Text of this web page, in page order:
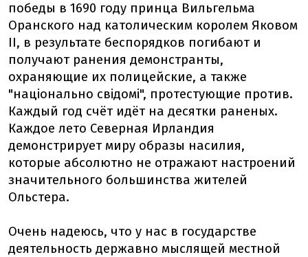
победы в 1690 году принца Вильгельма
Оранского над католическим королем Яковом
II, в результате беспорядков погибают и
получают ранения демонстранты,
охраняющие их полицейские, а также
"національно свідомі", протестующие против.
Каждый год счёт идёт на десятки раненых.
Каждое лето Северная Ирландия
демонстрирует миру образы насилия,
которые абсолютно не отражают настроений
значительного большинства жителей
Ольстера.
Очень надеюсь, что у нас в государстве
деятельность державно мыслящей местной